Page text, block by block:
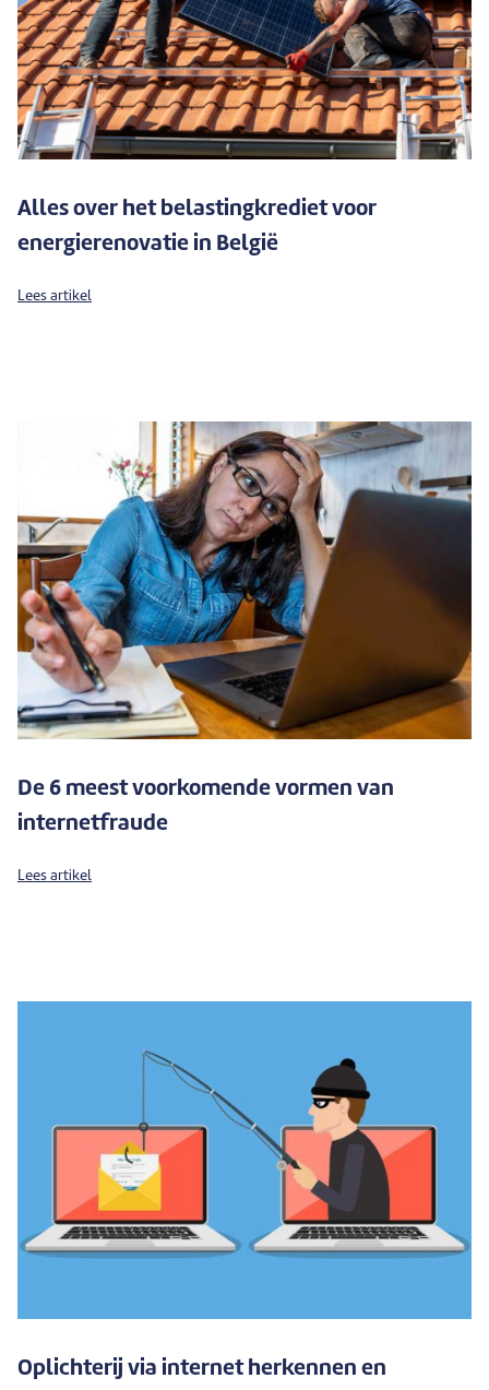
Alles over het belastingkrediet voor
energierenovatie in België
Lees artikel
De 6 meest voorkomende vormen van
internetfraude
Lees artikel
Oplichterij via internet herkennen en